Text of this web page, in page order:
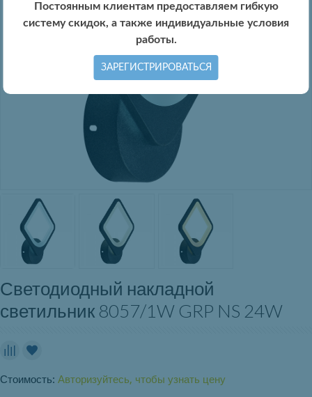
Светодиодный накладной
светильник 8057/1W GRP NS 24W
Стоимость: Авторизуйтесь, чтобы узнать цену
Постоянным клиентам предоставляем гибкую
систему скидок, а также индивидуальные условия
работы.
ЗАРЕГИСТРИРОВАТЬСЯ